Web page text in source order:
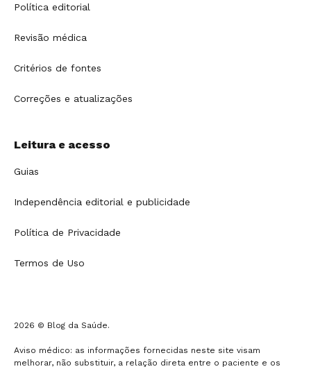
Política editorial
Revisão médica
Critérios de fontes
Correções e atualizações
Leitura e acesso
Guias
Independência editorial e publicidade
Política de Privacidade
Termos de Uso
2026 © Blog da Saúde.
Aviso médico: as informações fornecidas neste site visam
melhorar, não substituir, a relação direta entre o paciente e os